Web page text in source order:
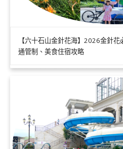
【六十石山金針花海】2026金針
通管制、美食住宿攻略